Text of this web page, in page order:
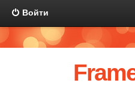
Войти